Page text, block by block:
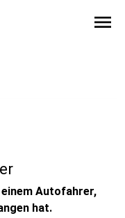
menu
Autofahrer,
hat.